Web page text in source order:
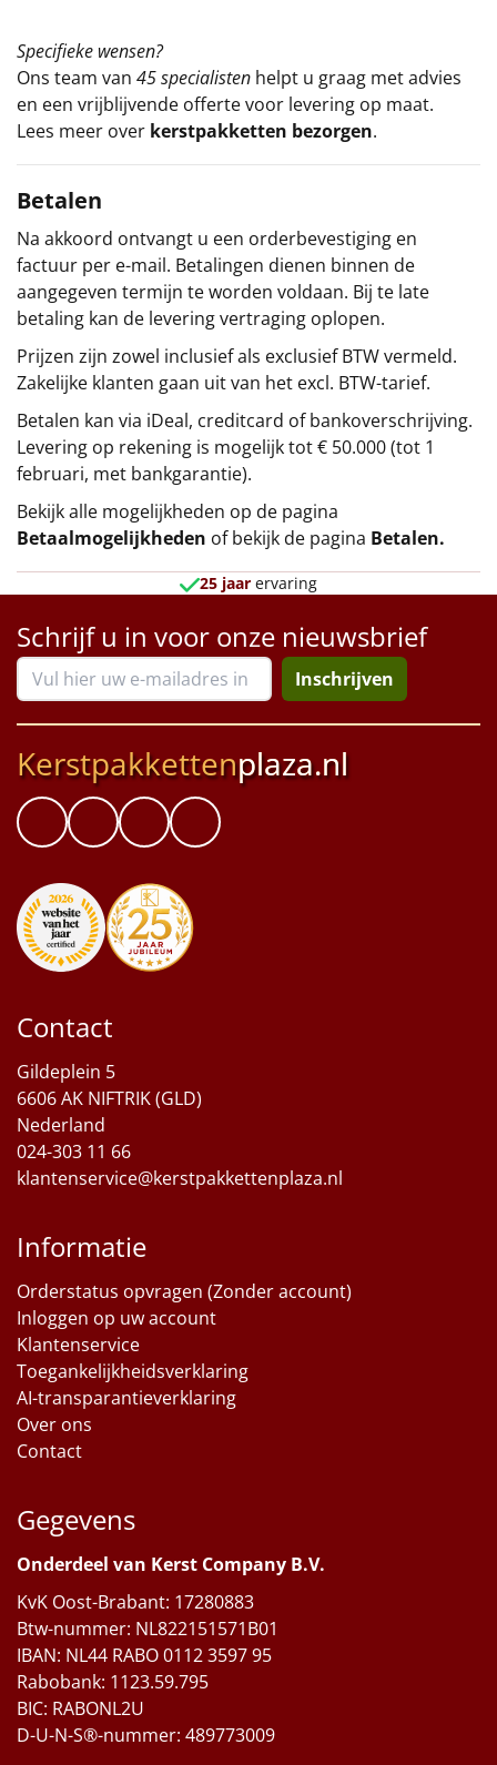
Specifieke wensen?
Ons team van 45 specialisten helpt u graag met advies
en een vrijblijvende offerte voor levering op maat.
Lees meer over kerstpakketten bezorgen.
Betalen
Na akkoord ontvangt u een orderbevestiging en
factuur per e-mail. Betalingen dienen binnen de
aangegeven termijn te worden voldaan. Bij te late
betaling kan de levering vertraging oplopen.
Prijzen zijn zowel inclusief als exclusief BTW vermeld.
Zakelijke klanten gaan uit van het excl. BTW-tarief.
Betalen kan via iDeal, creditcard of bankoverschrijving.
Levering op rekening is mogelijk tot € 50.000 (tot 1
februari, met bankgarantie).
Bekijk alle mogelijkheden op de pagina
Betaalmogelijkheden of bekijk de pagina Betalen.
25 jaar ervaring
Schrijf u in voor onze nieuwsbrief
Inschrijven
Kerstpakkettenplaza.nl
Contact
Gildeplein 5
6606 AK NIFTRIK (GLD)
Nederland
024-303 11 66
klantenservice@kerstpakkettenplaza.nl
Informatie
Orderstatus opvragen (Zonder account)
Inloggen op uw account
Klantenservice
Toegankelijkheidsverklaring
AI-transparantieverklaring
Over ons
Contact
Gegevens
Onderdeel van Kerst Company B.V.
KvK Oost-Brabant: 17280883
Btw-nummer: NL822151571B01
IBAN: NL44 RABO 0112 3597 95
Rabobank: 1123.59.795
BIC: RABONL2U
D-U-N-S®-nummer: 489773009